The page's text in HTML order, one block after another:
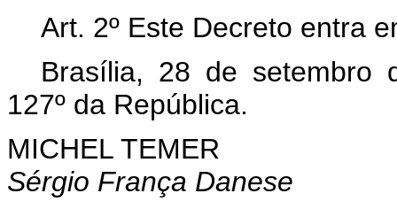
Art. 2º Este Decreto entra
Brasília, 28 de setembro
127º da República.
MICHEL TEMER
Sérgio França Danese